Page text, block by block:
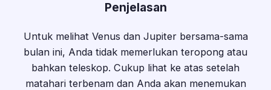
Penjelasan
Untuk melihat Venus dan Jupiter bersama-sama
bulan ini, Anda tidak memerlukan teropong atau
bahkan teleskop. Cukup lihat ke atas setelah
matahari terbenam dan Anda akan menemukan